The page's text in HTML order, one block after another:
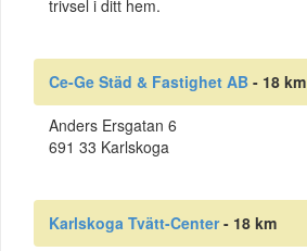
trivsel i ditt hem.
Ce-Ge Städ & Fastighet AB - 18 km
Anders Ersgatan 6
691 33 Karlskoga
Karlskoga Tvätt-Center- 18 km